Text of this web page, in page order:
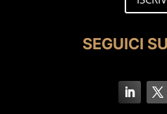
SEGUICI